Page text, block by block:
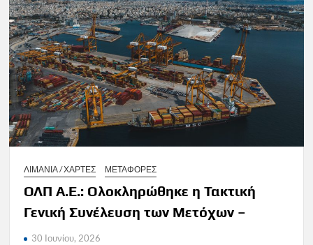
ΛΙΜΑΝΙΑ / ΧΑΡΤΕΣ ΜΕΤΑΦΟΡΕΣ
ΟΛΠ Α.Ε.: Ολοκληρώθηκε η Τακτική
Γενική Συνέλευση των Μετόχων –
30 Ιουνίου, 2026